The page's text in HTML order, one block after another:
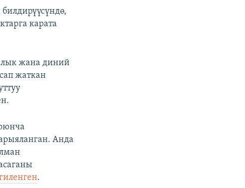
карата
жана диний
жаткан
Анда
.